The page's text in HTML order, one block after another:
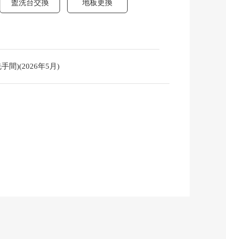
盥洗台交換 地板更換
間)(2026年5月)